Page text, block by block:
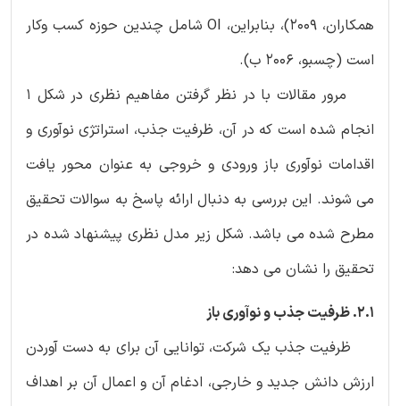
همکاران، ۲۰۰۹)‏، بنابراین، OI شامل چندین حوزه کسب وکار
است (‏چسبو، ۲۰۰۶ ب)‏.
مرور مقالات با در نظر گرفتن مفاهیم نظری در شکل ۱
انجام شده است که در آن، ظرفیت جذب، استراتژی نوآوری و
اقدامات نوآوری باز ورودی و خروجی به عنوان محور یافت
می شوند. این بررسی به دنبال ارائه پاسخ به سوالات تحقیق
مطرح شده می باشد. شکل زیر مدل نظری پیشنهاد شده در
تحقیق را نشان می دهد:
2.1. ظرفیت جذب و نوآوری باز
ظرفیت جذب یک شرکت، توانایی آن برای به دست آوردن
ارزش دانش جدید و خارجی، ادغام آن و اعمال آن بر اهداف